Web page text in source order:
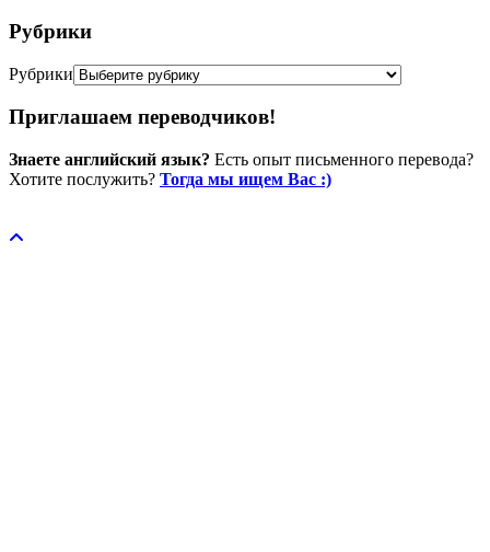
Рубрики
Рубрики
Приглашаем переводчиков!
Знаете английский язык? Есть опыт письменного перевода?
Хотите послужить? Тогда мы ищем Вас :)